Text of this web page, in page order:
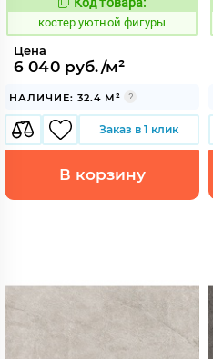
810740
костер уютной фигуры
Цена
6 040 руб./м²
НАЛИЧИЕ: 32.4 М²
Заказ в 1 клик
В корзину